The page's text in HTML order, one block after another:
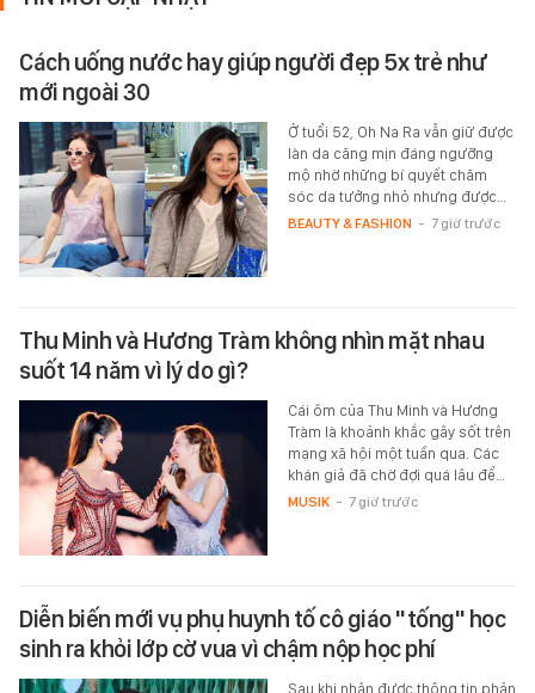
Cách uống nước hay giúp người đẹp 5x trẻ như
mới ngoài 30
Ở tuổi 52, Oh Na Ra vẫn giữ được
làn da căng mịn đáng ngưỡng
mộ nhờ những bí quyết chăm
sóc da tưởng nhỏ nhưng được…
BEAUTY & FASHION - 7 giờ trước
Thu Minh và Hương Tràm không nhìn mặt nhau
suốt 14 năm vì lý do gì?
Cái ôm của Thu Minh và Hương
Tràm là khoảnh khắc gây sốt trên
mạng xã hội một tuần qua. Các
khán giả đã chờ đợi quá lâu để…
MUSIK - 7 giờ trước
Diễn biến mới vụ phụ huynh tố cô giáo "tống" học
sinh ra khỏi lớp cờ vua vì chậm nộp học phí
Sau khi nhận được thông tin phản